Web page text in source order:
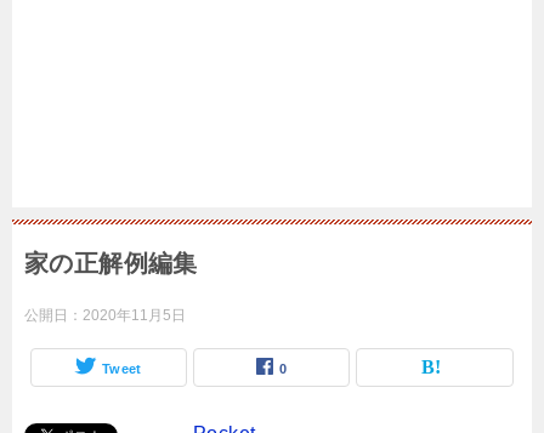
家の正解例編集
公開日： 2020年11月5日
Tweet 0